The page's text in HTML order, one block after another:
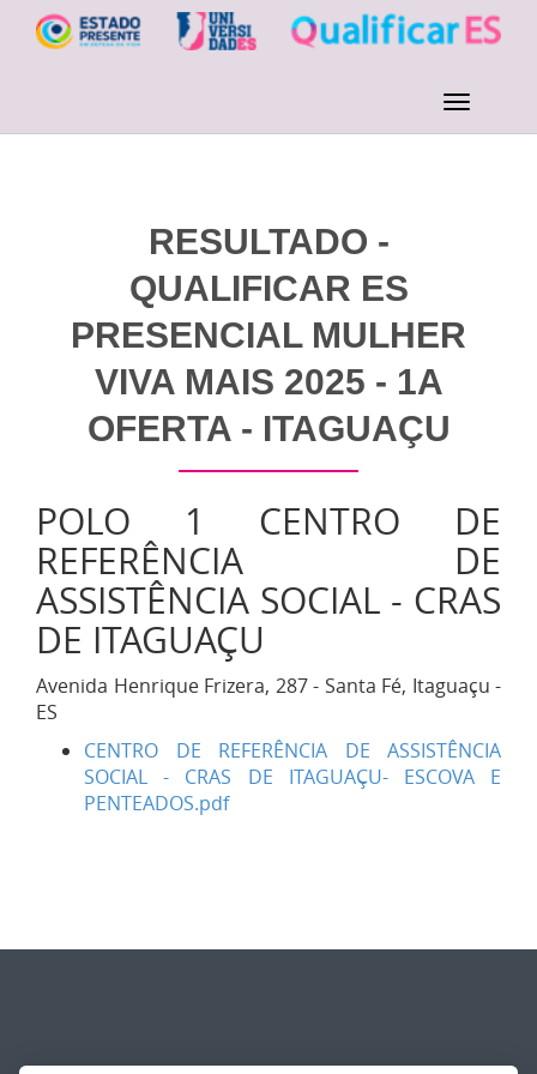
RESULTADO -
QUALIFICAR ES
PRESENCIAL MULHER
VIVA MAIS 2025 - 1A
OFERTA - ITAGUAÇU
POLO 1 CENTRO DE
REFERÊNCIA DE
ASSISTÊNCIA SOCIAL - CRAS
DE ITAGUAÇU
Avenida Henrique Frizera, 287 - Santa Fé, Itaguaçu -
ES
CENTRO DE REFERÊNCIA DE ASSISTÊNCIA
SOCIAL - CRAS DE ITAGUAÇU- ESCOVA E
PENTEADOS.pdf